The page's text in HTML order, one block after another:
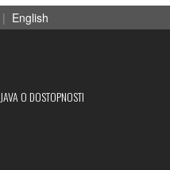
| English
O DOSTOPNOSTI